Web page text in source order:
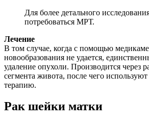
Для более детального
потребоваться МРТ.
Лечение
В том случае, когда с помощью
новообразования не удается,
удаление опухоли. Производится через
сегмента живота, после чего
терапию.
Рак шейки матки